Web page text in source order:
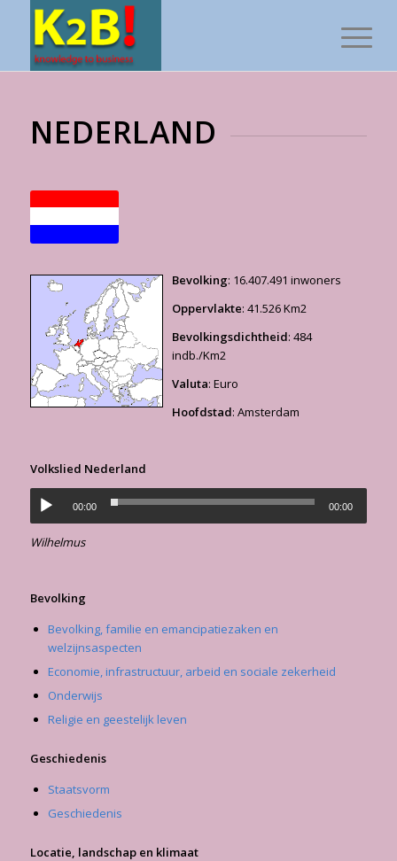
NEDERLAND
Bevolking: 16.407.491 inwoners
Oppervlakte: 41.526 Km2
Bevolkingsdichtheid: 484
indb./Km2
Valuta: Euro
Hoofdstad: Amsterdam
Volkslied Nederland
00:00 00:00
Wilhelmus
Bevolking
Bevolking, familie en emancipatiezaken en
welzijnsaspecten
Economie, infrastructuur, arbeid en sociale zekerheid
Onderwijs
Religie en geestelijk leven
Geschiedenis
Staatsvorm
Geschiedenis
Locatie, landschap en klimaat